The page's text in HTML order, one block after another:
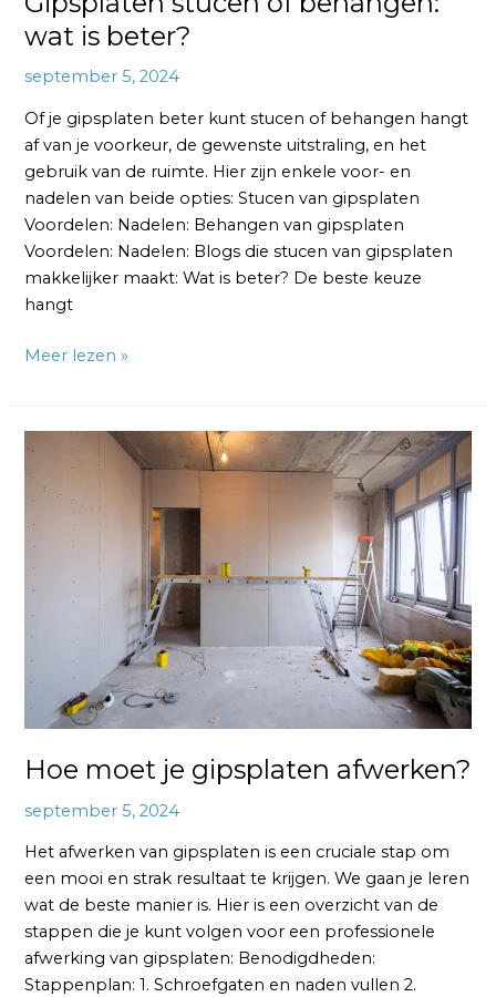
wat is beter?
september 5, 2024
Of je gipsplaten beter kunt stucen of behangen hangt
af van je voorkeur, de gewenste uitstraling, en het
gebruik van de ruimte. Hier zijn enkele voor- en
nadelen van beide opties: Stucen van gipsplaten
Voordelen: Nadelen: Behangen van gipsplaten
Voordelen: Nadelen: Blogs die stucen van gipsplaten
makkelijker maakt: Wat is beter? De beste keuze
hangt
Meer lezen »
Hoe moet je gipsplaten afwerken?
september 5, 2024
Het afwerken van gipsplaten is een cruciale stap om
een mooi en strak resultaat te krijgen. We gaan je leren
wat de beste manier is. Hier is een overzicht van de
stappen die je kunt volgen voor een professionele
afwerking van gipsplaten: Benodigdheden:
Stappenplan: 1. Schroefgaten en naden vullen 2.
je
gipsplaten
afwerken?